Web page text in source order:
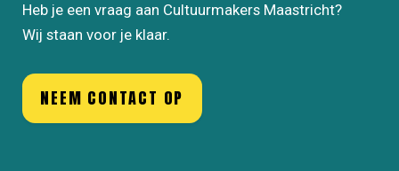
Heb je een vraag aan Cultuurmakers Maastricht?
Wij staan voor je klaar.
NEEM CONTACT OP